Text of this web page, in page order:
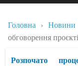
Головна Новини
обговорення
Розпочато